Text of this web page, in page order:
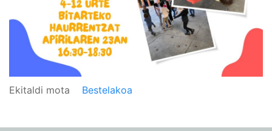
Ekitaldi mota Bestelakoa